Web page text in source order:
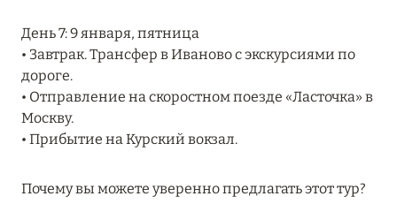
Подробнее
30 июля 2024
ONE&ONLY PORTONOVI: В АВГУСТЕ ПО
Подробнее
День 7: 9 января, пятница
• Завтрак. Трансфер в Иваново с экскурсиями по
дороге.
• Отправление на скоростном поезде «Ласточка» в
Москву.
• Прибытие на Курский вокзал.
Почему вы можете уверенно предлагать этот тур?